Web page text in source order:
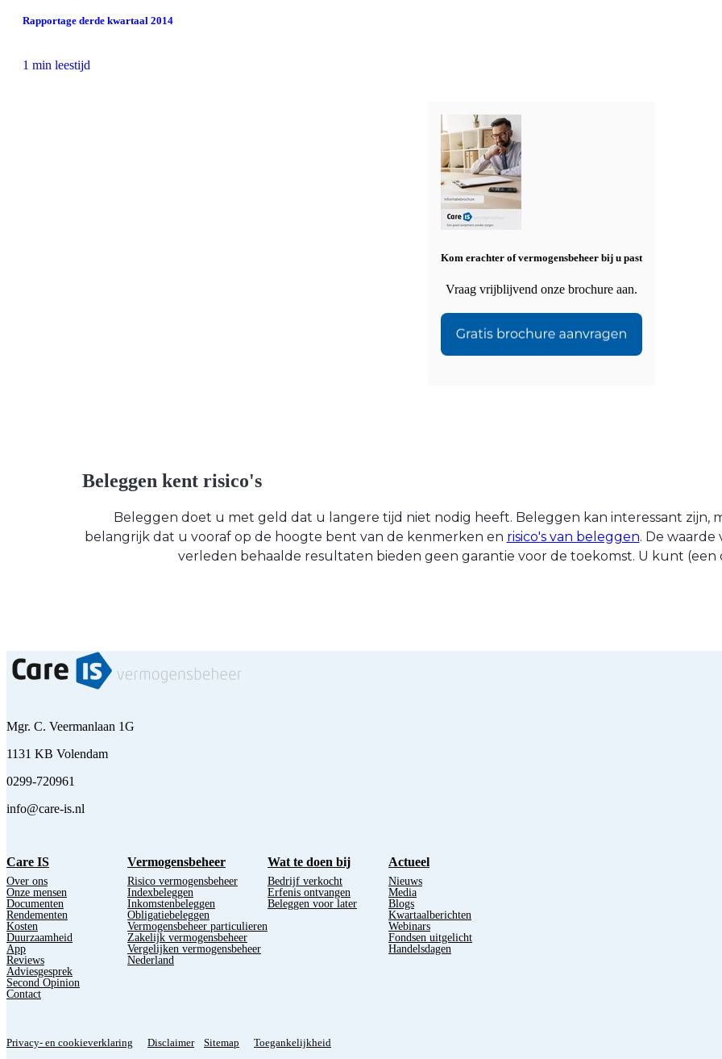
Rapportage derde kwartaal 2014
1 min leestijd
Kom erachter of vermogensbeheer bij u past
Vraag vrijblijvend onze brochure aan.
Beleggen kent risico's
Beleggen doet u met geld dat u langere tijd niet nodig heeft. Beleggen kan interessant zijn,
belangrijk dat u vooraf op de hoogte bent van de kenmerken en risico's van beleggen. De
verleden behaalde resultaten bieden geen garantie voor de toekomst. U kunt (een
Mgr. C. Veermanlaan 1G
1131 KB Volendam
0299-720961
info@care-is.nl
Care IS
Over ons
Onze mensen
Documenten
Rendementen
Kosten
Duurzaamheid
App
Reviews
Adviesgesprek
Second Opinion
Contact
Vermogensbeheer
Risico vermogensbeheer
Indexbeleggen
Inkomstenbeleggen
Obligatiebeleggen
Vermogensbeheer particulieren
Zakelijk vermogensbeheer
Vergelijken vermogensbeheer
Nederland
Wat te doen bij
Bedrijf verkocht
Erfenis ontvangen
Beleggen voor later
Actueel
Nieuws
Media
Blogs
Kwartaalberichten
Webinars
Fondsen uitgelicht
Handelsdagen
Privacy- en cookieverklaring Disclaimer Sitemap Toegankelijkheid